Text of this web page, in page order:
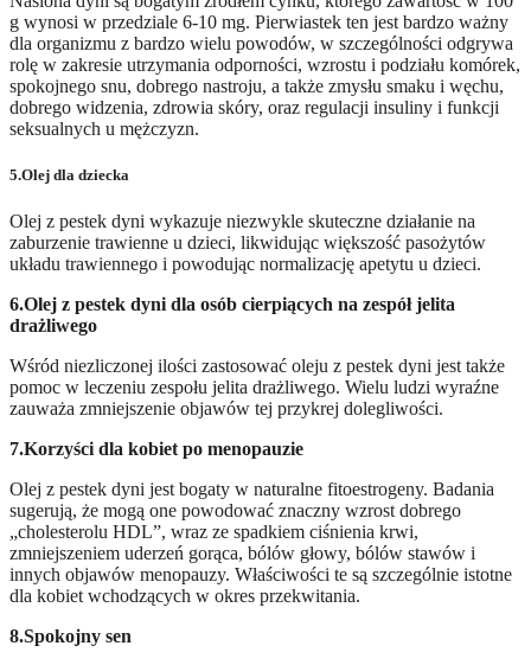
g wynosi w przedziale 6-10 mg. Pierwiastek ten jest bardzo ważny
dla organizmu z bardzo wielu powodów, w szczególności odgrywa
rolę w zakresie utrzymania odporności, wzrostu i podziału komórek,
spokojnego snu, dobrego nastroju, a także zmysłu smaku i węchu,
dobrego widzenia, zdrowia skóry, oraz regulacji insuliny i funkcji
seksualnych u mężczyzn.
5.Olej dla dziecka
Olej z pestek dyni wykazuje niezwykle skuteczne działanie na
zaburzenie trawienne u dzieci, likwidując większość pasożytów
układu trawiennego i powodując normalizację apetytu u dzieci.
6.Olej z pestek dyni dla osób cierpiących na zespół jelita
drażliwego
Wśród niezliczonej ilości zastosować oleju z pestek dyni jest także
pomoc w leczeniu zespołu jelita drażliwego. Wielu ludzi wyraźne
zauważa zmniejszenie objawów tej przykrej dolegliwości.
7.Korzyści dla kobiet po menopauzie
Olej z pestek dyni jest bogaty w naturalne fitoestrogeny. Badania
sugerują, że mogą one powodować znaczny wzrost dobrego
„cholesterolu HDL”, wraz ze spadkiem ciśnienia krwi,
zmniejszeniem uderzeń gorąca, bólów głowy, bólów stawów i
innych objawów menopauzy. Właściwości te są szczególnie istotne
dla kobiet wchodzących w okres przekwitania.
8.Spokojny sen